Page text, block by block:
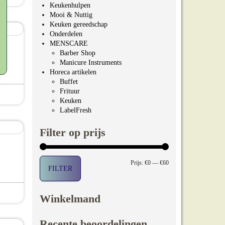
Keukenhulpen
Mooi & Nuttig
Keuken gereedschap
Onderdelen
MENSCARE
Barber Shop
Manicure Instruments
Horeca artikelen
Buffet
Frituur
Keuken
LabelFresh
Filter op prijs
Min. prijs
Max. prijs
FILTER
Prijs: €0 — €60
Winkelmand